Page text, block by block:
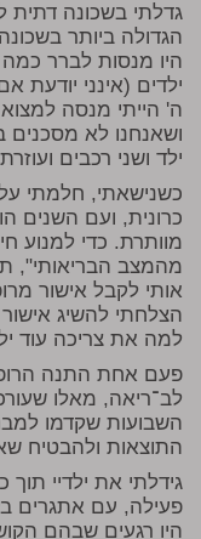
גדלתי בשכונה דתית
הגדולה ביותר
היו מנסות לברר
ילדים (אינני יודעת
ה' הייתי מנסה
ושאנחנו לא מסכנים
ילד ושני רכבים
כשנישאתי, חלמתי
כרונית, ועם השנים
מוותרת. כדי למנוע
מהמצב הבריאותי",
אותי לקבל אישור
הצלחתי להשיג
למה את צריכה עוד
פעם אחת התנה
לב־ריאה, מאלו
השבועות שקדמו
התוצאות ולהבטיח
גידלתי את ילדיי
פעילה, עם אתגרים
היו רגעים שבהם